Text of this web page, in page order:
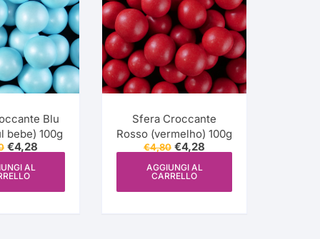
Blu
bebe) 100g
Il
prezzo
originale
era:
€4,80.
€4,28
prezzo
€4,28.
AL
Sfera Croccante
Rosso (vermelho) 100g
€4,80 Il
prezzo
originale
era:
€4,80.
€4,28
prezzo
€4,28.
AGGIUNGI AL
CARRELLO